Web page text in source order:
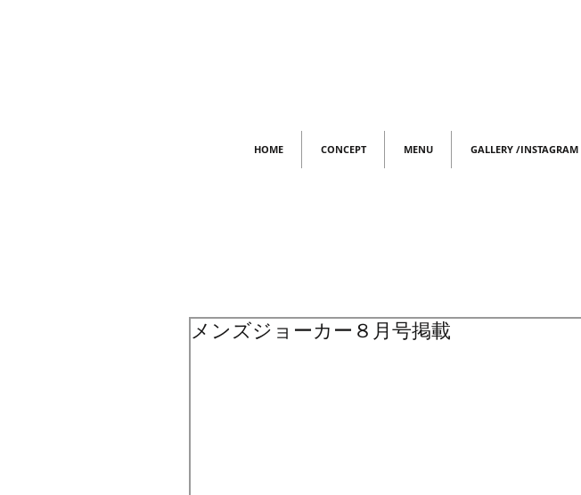
HOME CONCEPT MENU GALLERY /INSTAGRAM
メンズジョーカー８月号掲載